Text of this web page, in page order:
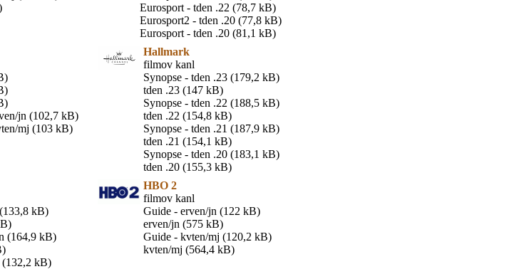
Eurosport - tden .22 (78,7 kB)
Eurosport2 - tden .20 (77,8 kB)
Eurosport - tden .20 (81,1 kB)
jn (102,7 kB)
mj (103 kB)
Hallmark
filmov kanl
Synopse - tden .23 (179,2 kB)
tden .23 (147 kB)
Synopse - tden .22 (188,5 kB)
tden .22 (154,8 kB)
Synopse - tden .21 (187,9 kB)
tden .21 (154,1 kB)
Synopse - tden .20 (183,1 kB)
tden .20 (155,3 kB)
kB)
(164,9 kB)
kB)
HBO 2
filmov kanl
Guide - erven/jn (122 kB)
erven/jn (575 kB)
Guide - kvten/mj (120,2 kB)
kvten/mj (564,4 kB)